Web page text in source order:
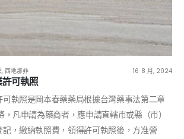
, 西地那非 16 8 月, 2024
可執照
執照是岡本春藥藥局根據台灣藥事法第二章
凡申請為藥商者，應申請直轄市或縣（市）
，繳納執照費，領得許可執照後，方准營